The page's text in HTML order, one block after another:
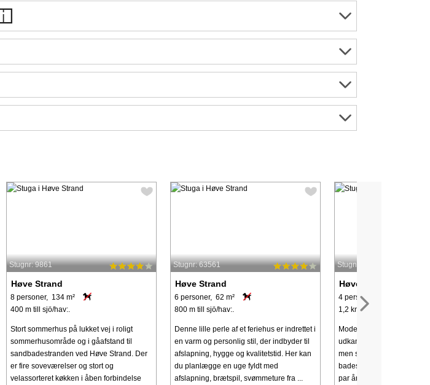
Stugnr: 9861
Høve Strand
8 personer, 134 m²
400 m till sjö/hav:.
Stort sommerhus på lukket vej i roligt
sommerhusområde og i gåafstand til
sandbadestranden ved Høve Strand. Der
er fire soveværelser og stort og
velassorteret køkken i åben forbindelse
Stugnr: 63561
Høve Strand
6 personer, 62 m²
800 m till sjö/hav:.
Denne lille perle af et feriehus er indrettet i
en varm og personlig stil, der indbyder til
afslapning, hygge og kvalitetstid. Her kan
du planlægge en uge fyldt med
afslapning, brætspil, svømmeture fra ...
Stugnr: 74982
Høve Strand
4 personer, 66 m²
1,2 km till sjö/hav:.
Moderniseret sommerhus
udkanten af roligt og
men stadig i cykelafstand
badestrand. Huset er
par år moderniseret med